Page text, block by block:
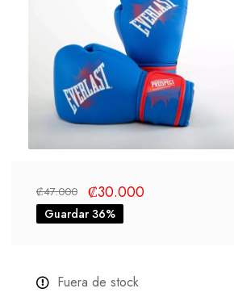
₡47.000 ₡30.000
Guardar 36%
Fuera de stock